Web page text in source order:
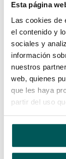
Esta página
Las cookies de
el contenido y
sociales y
información
nuestros
web, quienes
que les haya
partir del uso
Agora
data
Simplifique
renovação
tempo,